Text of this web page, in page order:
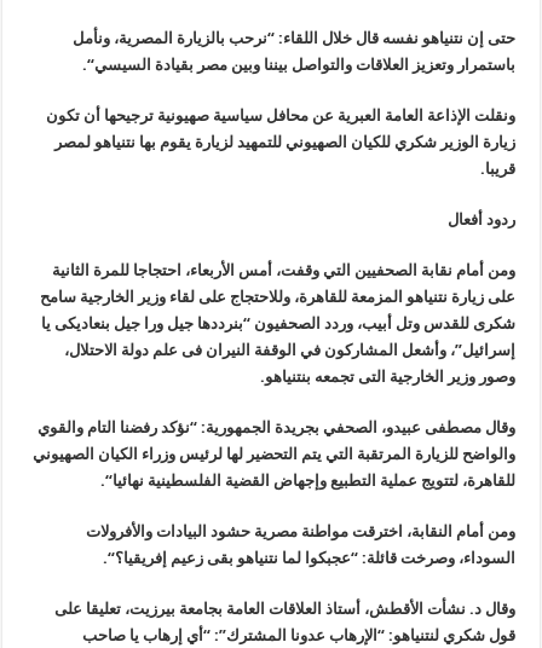
حتى إن نتنياهو نفسه قال خلال اللقاء: “نرحب بالزيارة المصرية، ونأمل
باستمرار وتعزيز العلاقات والتواصل بيننا وبين مصر بقيادة السيسي“.
ونقلت الإذاعة العامة العبرية عن محافل سياسية صهيونية ترجيحها أن تكون
زيارة الوزير شكري للكيان الصهيوني للتمهيد لزيارة يقوم بها نتنياهو لمصر
قريبا.
ردود أفعال
ومن أمام نقابة الصحفيين التي وقفت، أمس الأربعاء، احتجاجا للمرة الثانية
على زيارة نتنياهو المزمعة للقاهرة، وللاحتجاج على لقاء وزير الخارجية سامح
شكرى للقدس وتل أبيب، وردد الصحفيون “بنرددها جيل ورا جيل بنعاديكى يا
إسرائيل”، وأشعل المشاركون في الوقفة النيران فى علم دولة الاحتلال،
وصور وزير الخارجية التى تجمعه بنتنياهو.
وقال مصطفى عبيدو، الصحفي بجريدة الجمهورية: “نؤكد رفضنا التام والقوي
والواضح للزيارة المرتقبة التي يتم التحضير لها لرئيس وزراء الكيان الصهيوني
للقاهرة، لتتويج عملية التطبيع وإجهاض القضية الفلسطينية نهائيا“.
ومن أمام النقابة، اخترقت مواطنة مصرية حشود البيادات والأفرولات
السوداء، وصرخت قائلة: “عجبكوا لما نتنياهو بقى زعيم إفريقيا؟“.
وقال د. نشأت الأقطش، أستاذ العلاقات العامة بجامعة بيرزيت، تعليقا على
قول شكري لنتنياهو: “الإرهاب عدونا المشترك”: “أي إرهاب يا صاحب